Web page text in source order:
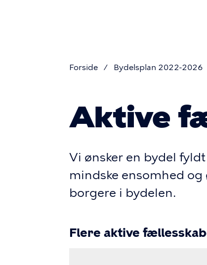
Forside Bydelsplan 2022-2026
Aktive
Vi ønsker en bydel
mindske ensomhed
borgere i bydelen.
Flere aktive